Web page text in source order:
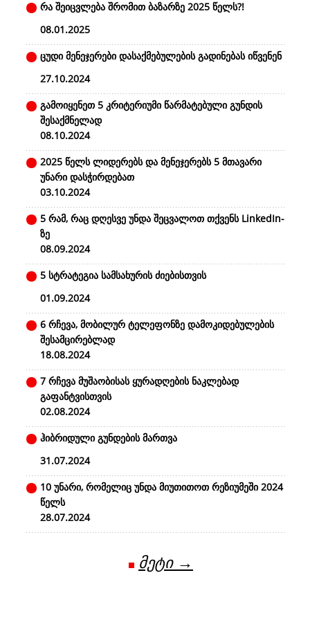
რა შეიცვლება შრომით ბაზარზე 2025 წელს?!
08.01.2025
ცუდი მენეჯერები დასაქმებულების გადინებას იწვენენ
27.10.2024
გამოიყენეთ 5 კრიტერიუმი წარმატებული გუნდის
შესაქმნელად
08.10.2024
2025 წელს ლიდერებს და მენეჯერებს 5 მთავარი
უნარი დასჭირდებათ
03.10.2024
5 რამ, რაც დღესვე უნდა შეცვალოთ თქვენს LinkedIn-
ზე
08.09.2024
5 სტრატეგია სამსახურის ძიებისთვის
01.09.2024
6 რჩევა, მობილურ ტელეფონზე დამოკიდებულების
შესამცირებლად
18.08.2024
7 რჩევა მუშაობისას ყურადღების ნაკლებად
გაფანტვისთვის
02.08.2024
ჰიბრიდული გუნდების მართვა
31.07.2024
10 უნარი, რომელიც უნდა მიუთითოთ რეზიუმეში 2024
წელს
28.07.2024
მეტი →